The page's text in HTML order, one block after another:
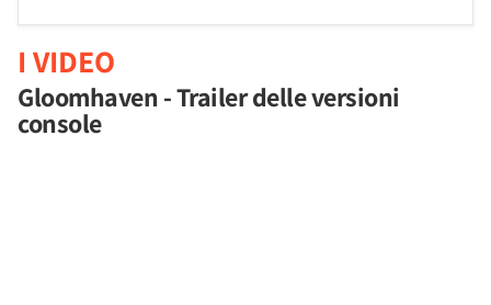
I VIDEO
Gloomhaven - Trailer delle versioni
console